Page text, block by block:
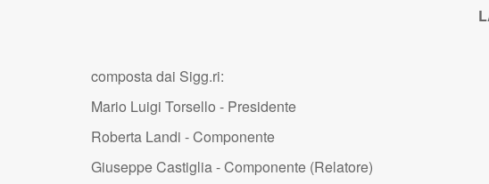
composta dai Sigg.ri:
Mario Luigi Torsello - Presidente
Roberta Landi - Componente
Giuseppe Castiglia - Componente (Relatore)